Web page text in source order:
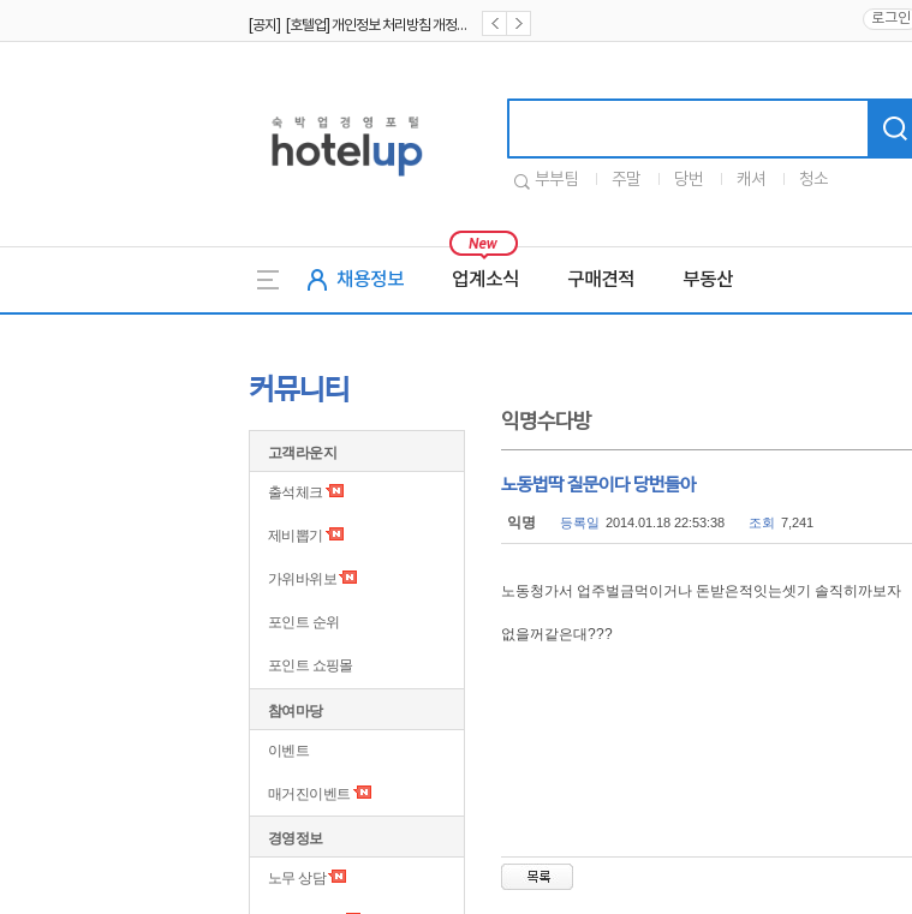
로그인
부부팀 주말 당번 캐셔 청소
채용정보 업계소식 구매견적 부동산
커뮤니티
고객라운지
출석체크
제비뽑기
가위바위보
포인트 순위
포인트 쇼핑몰
참여마당
이벤트
매거진이벤트
경영정보
노무 상담
익명수다방
노동법딱 질문이다 당번들아
익명 등록일 2014.01.18 22:53:38 조회 7,241
노동청가서 업주벌금먹이거나 돈받은적잇는셋기 솔직히까보자
없을꺼같은대???